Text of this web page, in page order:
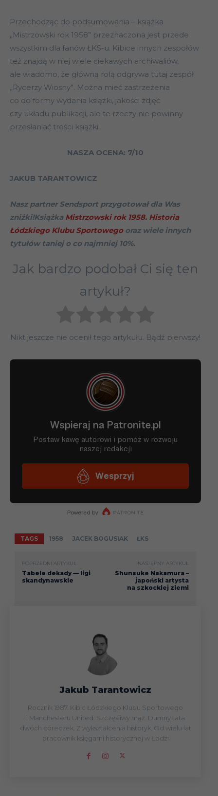
Przechodząc do podsumowania – książka
„Mistrzowski rok 1958” przeznaczona jest przede
wszystkim dla fanów ŁKS-u. Kibice innych zespołów
też znajdą w niej wiele ciekawych archiwaliów,
ale wiadomo, że główną rolą odgrywa tutaj zespół
„Rycerzy Wiosny”. Można mieć zastrzeżenia
co do formy wydania książki, jakości zdjęć
czy układu publikacji, ale te rzeczy nie powinny
przesłaniać treści książki.
NASZA OCENA: 7/10
JAKUB TARANTOWICZ
Nasz partner Sendsport przygotował dla Was
zniżki!Książka Mistrzowski rok 1958. Historia
Łódzkiego Klubu Sportowego oraz wiele innych
tytułów taniej o co najmniej 10%.
Jak bardzo podobał Ci się ten
artykuł?
Nikt jeszcze nie ocenił tego artykułu. Bądź pierwszy!
TAGS 1958 JACEK BOGUSIAK ŁKS
POPRZEDNI ARTYKUŁ
Tabele dekady — ligi
skandynawskie
NASTĘPNY ARTYKUŁ
Shunsuke Nakamura –
japoński artysta
na szkockiej ziemi
Jakub Tarantowicz
Rocznik 1987. Kibic Łódzkiego Klubu Sportowego
i Manchesteru United. Szczęśliwy mąż. Dumny tata
dwóch córeczek. Z wykształcenia historyk. Od wielu lat
pracownik księgarni historycznej w Łodzi